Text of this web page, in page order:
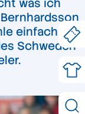
was ich
einfach in
Schweden